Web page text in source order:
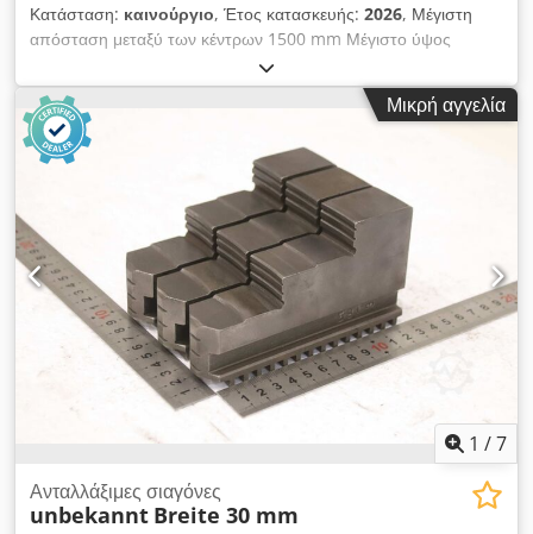
Κατάσταση: καινούργιο, Έτος κατασκευής: 2026, Μέγιστη
απόσταση μεταξύ των κέντρων 1500 mm Μέγιστο ύψος
μεταξύ των κέντρων 210 mm Διάμετρος τόρνευσης πάνω από
το έδρανο 500 mm Διάμετρος τόρνευσης πάνω από το σώμα
710 mm Διάμετρος τόρνευσης πάνω από το κινούμενο έδρανο
300 mm Πλάτος εδράνου 405 mm Διάμετρος οπής ατράκτου
82 mm (D8) Κώνος ατράκτου 90° (1:20) Εύρος ταχύτητας
περιστροφής 9 – 1600 στροφές/λεπτό Μέγιστο μέγεθος
εργαλείου 25 × 25 mm Διαμήκης τροφοδοσία 0,028 – 6,43 mm
Εγκάρσια τροφοδοσία 0,012 – 2,73 mm Μετρικό σπείρωμα 0,5
– 224 mm / 48 βαθμίδες Σπείρωμα σε ίντσες 56 – 1/4 TPI / 45
βαθμίδες Μοдульное σπείρωμα 0,5 – 112 mm / 42 βαθμίδες
Σπείρωμα DP 56 – 1/4 DP / 45 βαθμίδες Διάμετρος άκρου 75
mm Dwsdpfx Ajzr I H Hemhsa Διαδρομή άκρου 150 mm
Κώνος του πίσω κέντρου MK5 Ισχύς κινητήρα (S1/S6) 7,5 / 9
kW (10 ίπποι) Ισχύς αντλίας (S1/S6) 0,1 / 0,12 kW Διαστάσεις
μηχανήματος (Μ × Π × Υ) 2700 × 1150 × 1800 mm Βάρος
2850 kg Ένα μεγαλύτερο μοντέλο (660 × 2000 mm) είναι
Μικρή αγγελία
1 /7
Ανταλλάξιμες σιαγόνες
unbekannt Breite 30 mm